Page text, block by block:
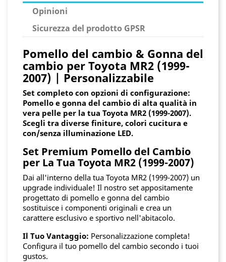
Opinioni
Sicurezza del prodotto GPSR
Pomello del cambio & Gonna del
cambio per Toyota MR2 (1999-
2007) | Personalizzabile
Set completo con opzioni di configurazione:
Pomello e gonna del cambio di alta qualità in
vera pelle per la tua Toyota MR2 (1999-2007).
Scegli tra diverse finiture, colori cucitura e
con/senza illuminazione LED.
Set Premium Pomello del Cambio
per La Tua Toyota MR2 (1999-2007)
Dai all'interno della tua Toyota MR2 (1999-2007) un
upgrade individuale! Il nostro set appositamente
progettato di pomello e gonna del cambio
sostituisce i componenti originali e crea un
carattere esclusivo e sportivo nell'abitacolo.
Il Tuo Vantaggio: Personalizzazione completa!
Configura il tuo pomello del cambio secondo i tuoi
gustos.